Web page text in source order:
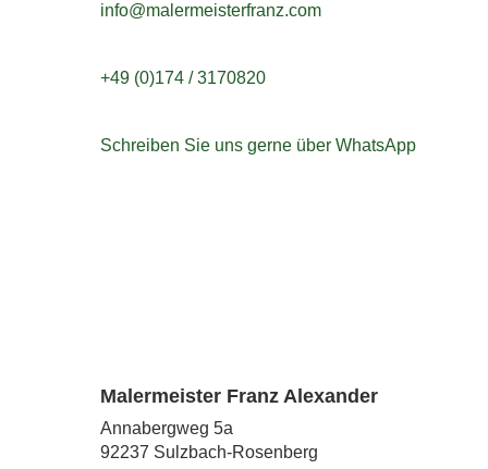
info@malermeisterfranz.com
+49 (0)174 / 3170820
Schreiben Sie uns gerne über WhatsApp
Malermeister Franz Alexander
Annabergweg 5a
92237 Sulzbach-Rosenberg